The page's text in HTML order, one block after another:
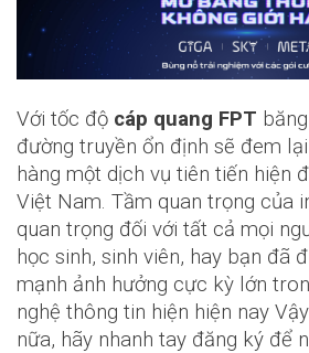
Với tốc độ cáp quang FPT
đường truyền ổn định sẽ đem
hàng một dịch vụ tiên tiến hiện
Việt Nam. Tầm quan trọng của
quan trọng đối với tất cả mọi
học sinh, sinh viên, hay bạn đã
mạnh ảnh hưởng cực kỳ lớn
nghệ thông tin hiện hiện nay
nữa, hãy nhanh tay đăng ký để